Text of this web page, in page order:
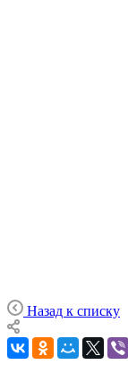
Назад к списку